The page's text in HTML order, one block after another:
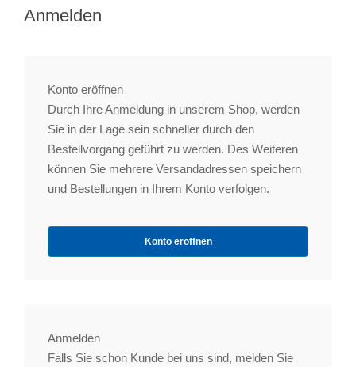
Anmelden
Konto eröffnen
Durch Ihre Anmeldung in unserem Shop, werden
Sie in der Lage sein schneller durch den
Bestellvorgang geführt zu werden. Des Weiteren
können Sie mehrere Versandadressen speichern
und Bestellungen in Ihrem Konto verfolgen.
Konto eröffnen
Anmelden
Falls Sie schon Kunde bei uns sind, melden Sie